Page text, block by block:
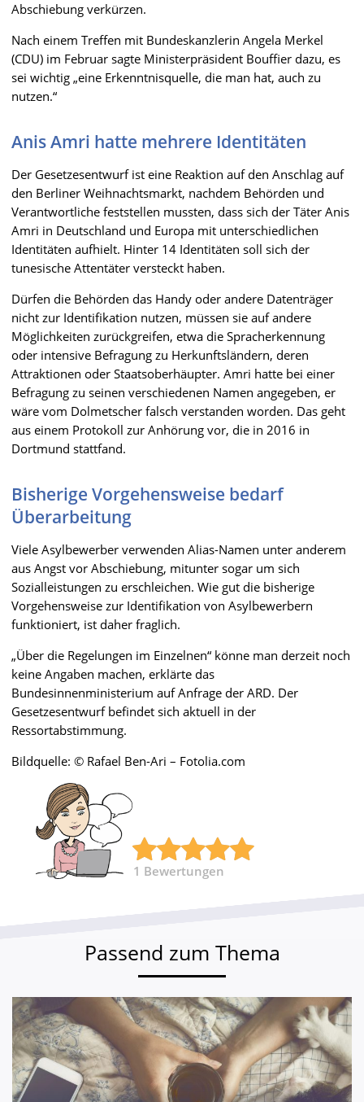
Abschiebung verkürzen.
Nach einem Treffen mit Bundeskanzlerin Angela Merkel
(CDU) im Februar sagte Ministerpräsident Bouffier dazu, es
sei wichtig „eine Erkenntnisquelle, die man hat, auch zu
nutzen.“
Anis Amri hatte mehrere Identitäten
Der Gesetzesentwurf ist eine Reaktion auf den Anschlag auf
den Berliner Weihnachtsmarkt, nachdem Behörden und
Verantwortliche feststellen mussten, dass sich der Täter Anis
Amri in Deutschland und Europa mit unterschiedlichen
Identitäten aufhielt. Hinter 14 Identitäten soll sich der
tunesische Attentäter versteckt haben.
Dürfen die Behörden das Handy oder andere Datenträger
nicht zur Identifikation nutzen, müssen sie auf andere
Möglichkeiten zurückgreifen, etwa die Spracherkennung
oder intensive Befragung zu Herkunftsländern, deren
Attraktionen oder Staatsoberhäupter. Amri hatte bei einer
Befragung zu seinen verschiedenen Namen angegeben, er
wäre vom Dolmetscher falsch verstanden worden. Das geht
aus einem Protokoll zur Anhörung vor, die in 2016 in
Dortmund stattfand.
Bisherige Vorgehensweise bedarf
Überarbeitung
Viele Asylbewerber verwenden Alias-Namen unter anderem
aus Angst vor Abschiebung, mitunter sogar um sich
Sozialleistungen zu erschleichen. Wie gut die bisherige
Vorgehensweise zur Identifikation von Asylbewerbern
funktioniert, ist daher fraglich.
„Über die Regelungen im Einzelnen“ könne man derzeit noch
keine Angaben machen, erklärte das
Bundesinnenministerium auf Anfrage der ARD. Der
Gesetzesentwurf befindet sich aktuell in der
Ressortabstimmung.
Bildquelle: © Rafael Ben-Ari – Fotolia.com
1 Bewertungen
Passend zum Thema